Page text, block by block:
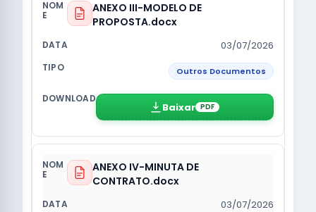
ANEXO III-MODELO DE
PROPOSTA.docx
03/07/2026
Outros Documentos
Baixar PDF
ANEXO IV-MINUTA DE
CONTRATO.docx
03/07/2026